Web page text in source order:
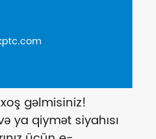
gəlmisiniz!
ya qiymət siyahısı